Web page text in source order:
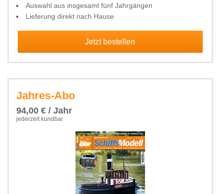
Auswahl aus insgesamt fünf Jahrgängen
Lieferung direkt nach Hause
Jetzt bestellen
Jahres-Abo
94,00 € / Jahr
jederzeit kündbar